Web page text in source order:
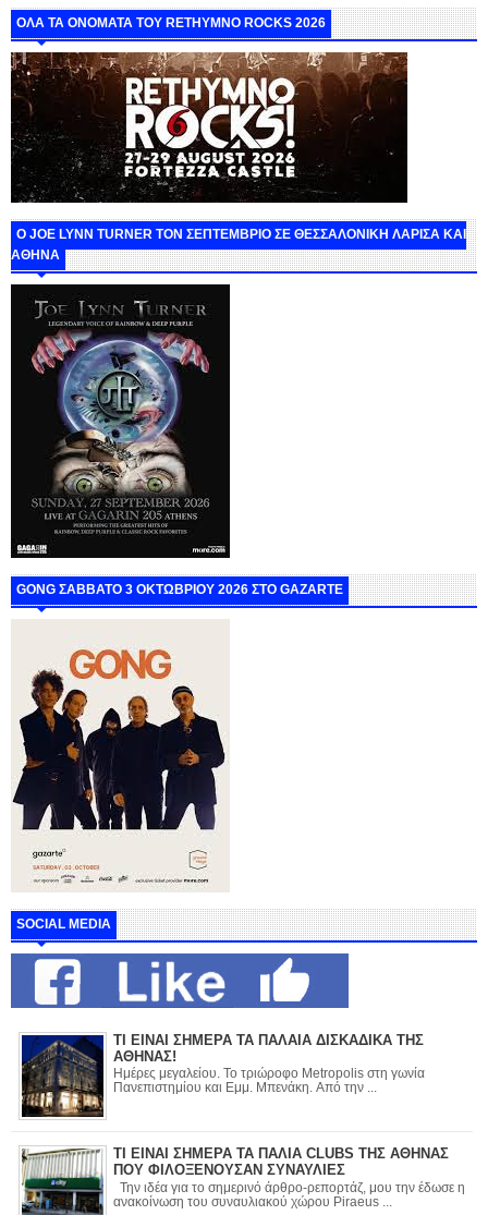
ΟΛΑ ΤΑ ΟΝΟΜΑΤΑ ΤΟΥ RETHYMNO ROCKS 2026
O JOE LYNN TURNER ΤΟΝ ΣΕΠΤΕΜΒΡΙΟ ΣΕ ΘΕΣΣΑΛΟΝΙΚΗ ΛΑΡΙΣΑ ΚΑΙ
ΑΘΗΝΑ
GONG ΣΑΒΒΑΤΟ 3 ΟΚΤΩΒΡΙΟΥ 2026 ΣΤΟ GAZARTE
SOCIAL MEDIA
ΤΙ ΕΙΝΑΙ ΣΗΜΕΡΑ ΤΑ ΠΑΛΑΙΑ ΔΙΣΚΑΔΙΚΑ ΤΗΣ
ΑΘΗΝΑΣ!
Ημέρες μεγαλείου. Το τριώροφο Metropolis στη γωνία
Πανεπιστημίου και Εμμ. Μπενάκη. Από την ...
ΤΙ ΕΙΝΑΙ ΣΗΜΕΡΑ ΤΑ ΠΑΛΙΑ CLUBS ΤΗΣ ΑΘΗΝΑΣ
ΠΟΥ ΦΙΛΟΞΕΝΟΥΣΑΝ ΣΥΝΑΥΛΙΕΣ
Την ιδέα για το σημερινό άρθρο-ρεπορτάζ, μου την έδωσε η
ανακοίνωση του συναυλιακού χώρου Piraeus ...